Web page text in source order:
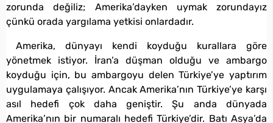
zorunda değiliz; Amerika’dayken uymak zorundayız
çünkü orada yargılama yetkisi onlardadır.
Amerika, dünyayı kendi koyduğu kurallara göre
yönetmek istiyor. İran’a düşman olduğu ve ambargo
koyduğu için, bu ambargoyu delen Türkiye’ye yaptırım
uygulamaya çalışıyor. Ancak Amerika’nın Türkiye’ye karşı
asıl hedefi çok daha geniştir. Şu anda dünyada
Amerika’nın bir numaralı hedefi Türkiye’dir. Batı Asya’da